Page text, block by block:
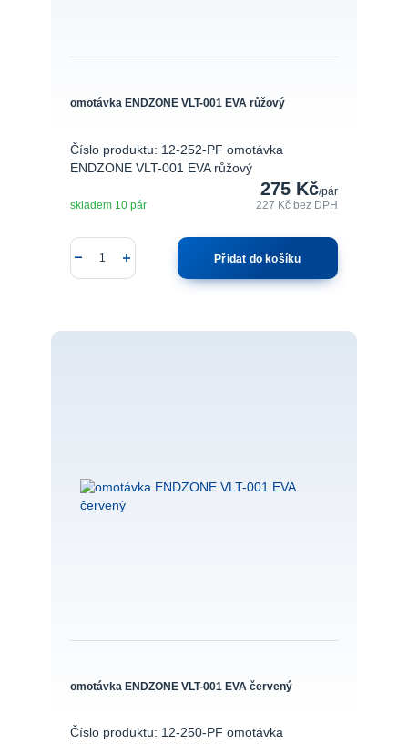
omotávka ENDZONE VLT-001 EVA růžový
Číslo produktu: 12-252-PF omotávka
ENDZONE VLT-001 EVA růžový
275 Kč/pár
227 Kčbez DPH
skladem 10 pár
Přidat do košíku
omotávka ENDZONE VLT-001 EVA červený
Číslo produktu: 12-250-PF omotávka